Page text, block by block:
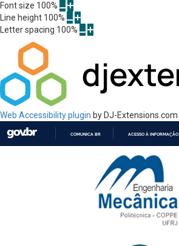
Font size 100%
Line height 100%
Letter spacing 100%
Web Accessibility plugin by DJ-Extensions.com
PARA
CONTEÚDO
COMUNICA BR ACESSO À INFORMAÇÃO